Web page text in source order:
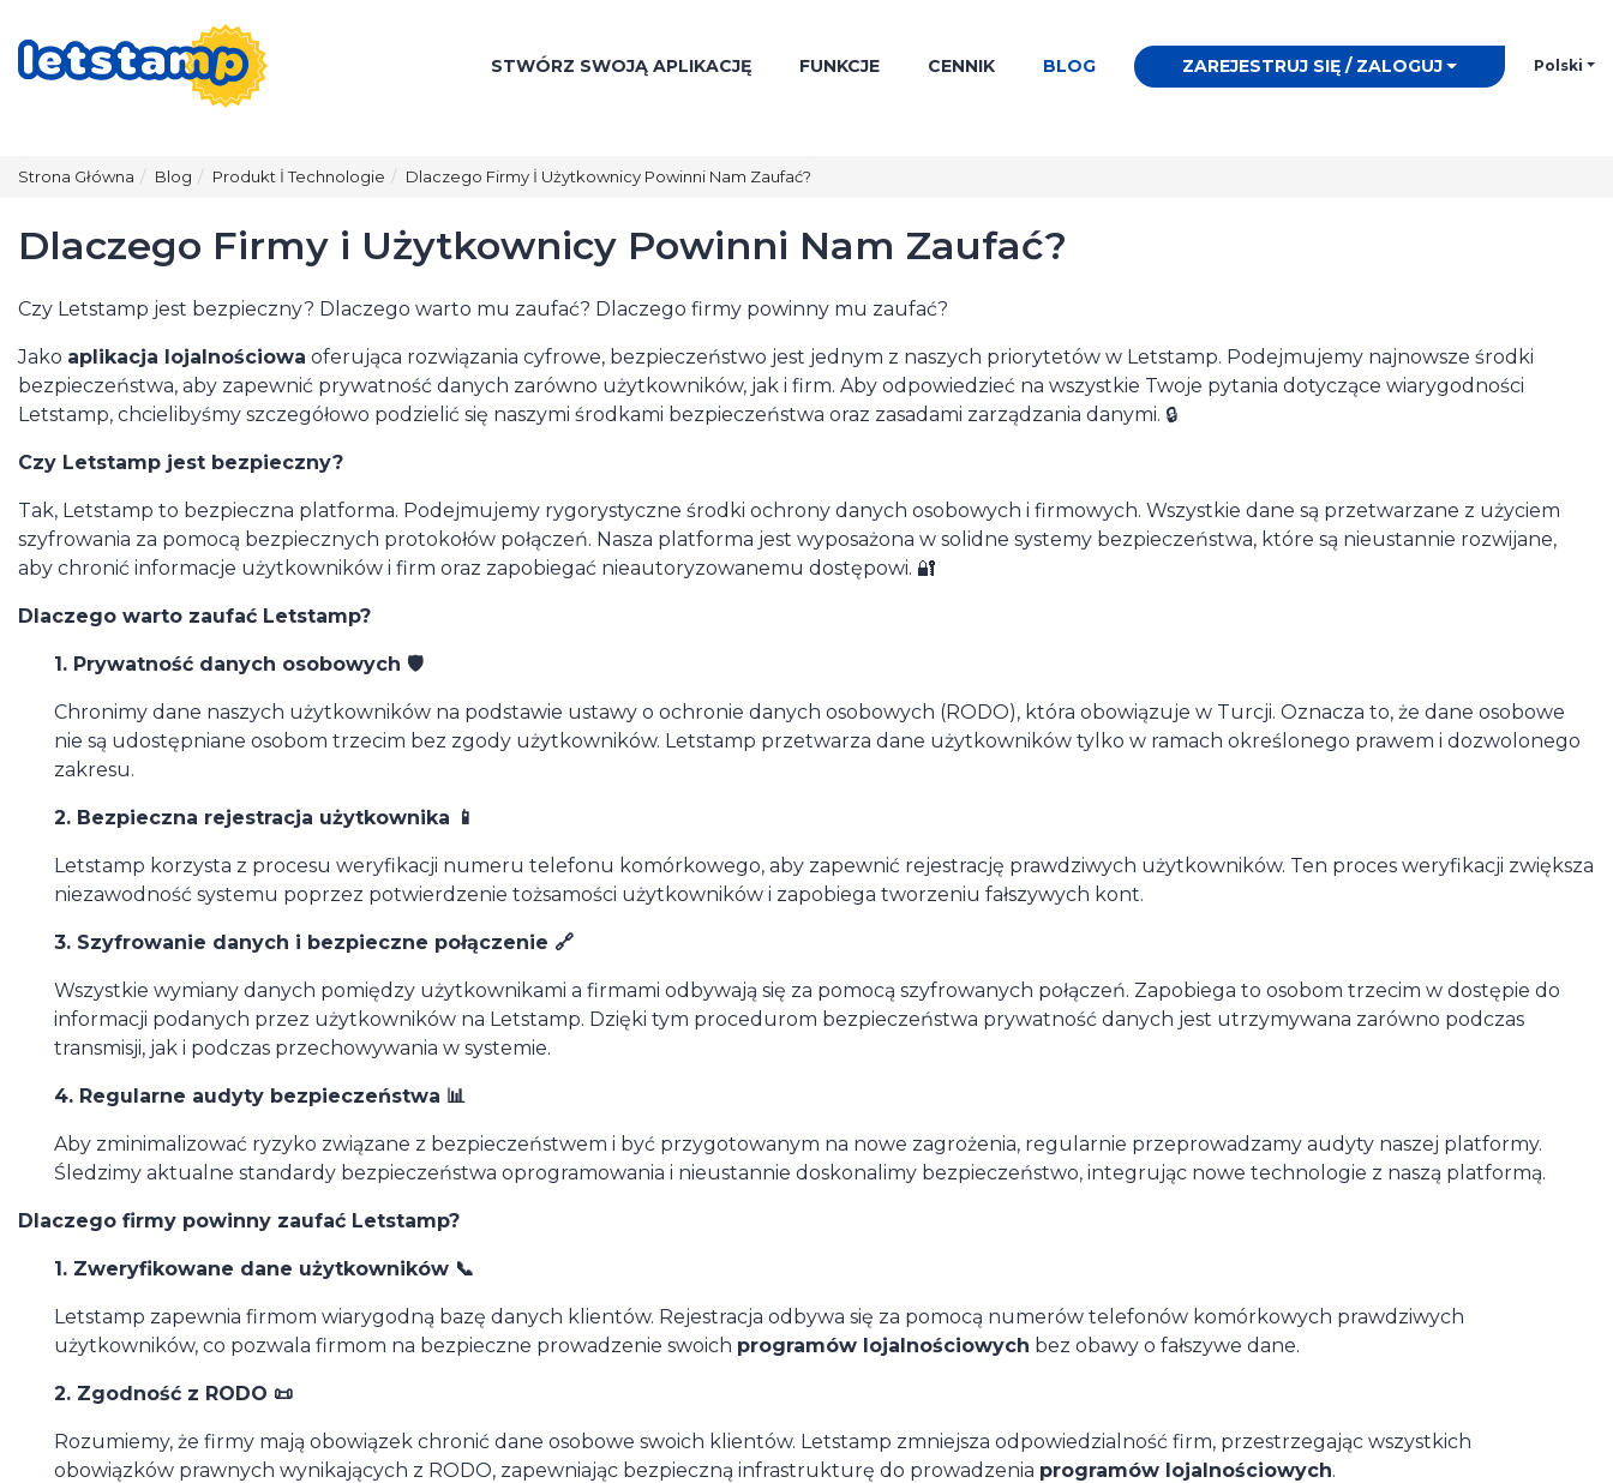
Polski
STWÓRZ SWOJĄ APLIKACJĘ FUNKCJE CENNIK BLOG ZAREJESTRUJ SIĘ / ZALOGUJ
Strona Główna Blog Produkt İ Technologie Dlaczego Firmy İ Użytkownicy Powinni Nam Zaufać?
Dlaczego Firmy i Użytkownicy Powinni Nam Zaufać?
Czy Letstamp jest bezpieczny? Dlaczego warto mu zaufać? Dlaczego firmy powinny mu zaufać?
Jako aplikacja lojalnościowa oferująca rozwiązania cyfrowe, bezpieczeństwo jest jednym z naszych priorytetów w Letstamp. Podejmujemy najnowsze środki
bezpieczeństwa, aby zapewnić prywatność danych zarówno użytkowników, jak i firm. Aby odpowiedzieć na wszystkie Twoje pytania dotyczące wiarygodności
Letstamp, chcielibyśmy szczegółowo podzielić się naszymi środkami bezpieczeństwa oraz zasadami zarządzania danymi. 🔒
Czy Letstamp jest bezpieczny?
Tak, Letstamp to bezpieczna platforma. Podejmujemy rygorystyczne środki ochrony danych osobowych i firmowych. Wszystkie dane są przetwarzane z użyciem
szyfrowania za pomocą bezpiecznych protokołów połączeń. Nasza platforma jest wyposażona w solidne systemy bezpieczeństwa, które są nieustannie rozwijane,
aby chronić informacje użytkowników i firm oraz zapobiegać nieautoryzowanemu dostępowi. 🔐
Dlaczego warto zaufać Letstamp?
1. Prywatność danych osobowych 🛡️
Chronimy dane naszych użytkowników na podstawie ustawy o ochronie danych osobowych (RODO), która obowiązuje w Turcji. Oznacza to, że dane osobowe
nie są udostępniane osobom trzecim bez zgody użytkowników. Letstamp przetwarza dane użytkowników tylko w ramach określonego prawem i dozwolonego
zakresu.
2. Bezpieczna rejestracja użytkownika 📱
Letstamp korzysta z procesu weryfikacji numeru telefonu komórkowego, aby zapewnić rejestrację prawdziwych użytkowników. Ten proces weryfikacji zwiększa
niezawodność systemu poprzez potwierdzenie tożsamości użytkowników i zapobiega tworzeniu fałszywych kont.
3. Szyfrowanie danych i bezpieczne połączenie 🔗
Wszystkie wymiany danych pomiędzy użytkownikami a firmami odbywają się za pomocą szyfrowanych połączeń. Zapobiega to osobom trzecim w dostępie do
informacji podanych przez użytkowników na Letstamp. Dzięki tym procedurom bezpieczeństwa prywatność danych jest utrzymywana zarówno podczas
transmisji, jak i podczas przechowywania w systemie.
4. Regularne audyty bezpieczeństwa 📊
Aby zminimalizować ryzyko związane z bezpieczeństwem i być przygotowanym na nowe zagrożenia, regularnie przeprowadzamy audyty naszej platformy.
Śledzimy aktualne standardy bezpieczeństwa oprogramowania i nieustannie doskonalimy bezpieczeństwo, integrując nowe technologie z naszą platformą.
Dlaczego firmy powinny zaufać Letstamp?
1. Zweryfikowane dane użytkowników 📞
Letstamp zapewnia firmom wiarygodną bazę danych klientów. Rejestracja odbywa się za pomocą numerów telefonów komórkowych prawdziwych
użytkowników, co pozwala firmom na bezpieczne prowadzenie swoich programów lojalnościowych bez obawy o fałszywe dane.
2. Zgodność z RODO 📜
Rozumiemy, że firmy mają obowiązek chronić dane osobowe swoich klientów. Letstamp zmniejsza odpowiedzialność firm, przestrzegając wszystkich
obowiązków prawnych wynikających z RODO, zapewniając bezpieczną infrastrukturę do prowadzenia programów lojalnościowych.